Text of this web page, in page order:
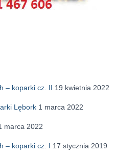
– koparki cz. II 19 kwietnia 2022
Lębork 1 marca 2022
marca 2022
– koparki cz. I 17 stycznia 2019